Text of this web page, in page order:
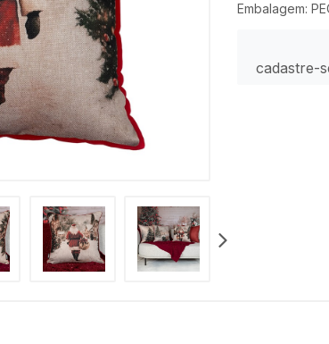
Embalagem:
cadastre-